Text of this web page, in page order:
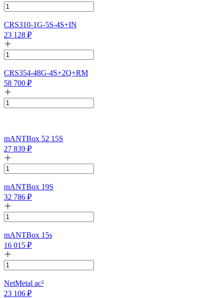
CRS310-1G-5S-4S+IN
23 128 ₽
CRS354-48G-4S+2Q+RM
58 700 ₽
mANTBox 52 15S
27 839 ₽
mANTBox 19S
32 786 ₽
mANTBox 15s
16 015 ₽
NetMetal ac²
23 106 ₽